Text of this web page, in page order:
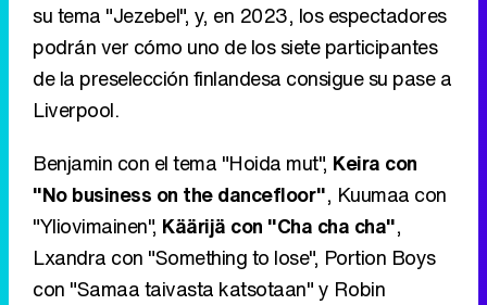
su tema "Jezebel", y, en 2023, los espectadores
podrán ver cómo uno de los siete participantes
de la preselección finlandesa consigue su pase a
Liverpool.
Benjamin con el tema "Hoida mut", Keira con
"No business on the dancefloor", Kuumaa con
"Yliovimainen", Käärijä con "Cha cha cha",
Lxandra con "Something to lose", Portion Boys
con "Samaa taivasta katsotaan" y Robin